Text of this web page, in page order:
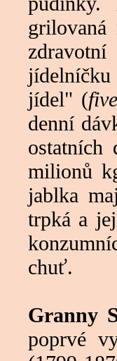
grilovaná
jídel" (
denní
ostatních
milionů
jablka
trpká a
chuť.
Granny
poprvé